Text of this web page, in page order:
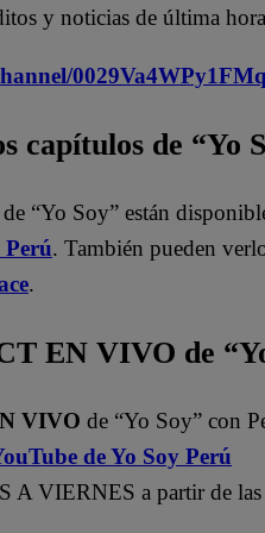
y noticias de última
capítulos de “Yo
“Yo Soy” están
Perú. También pueden
.
EN VIVO de
VIVO de “Yo Soy” con
de Yo Soy Perú
A VIERNES a partir de